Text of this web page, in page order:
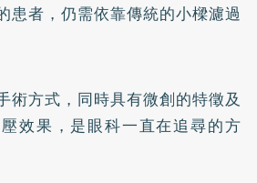
患者，仍需依靠傳統的小樑濾過
術方式，同時具有微創的特徵及
效果，是眼科一直在追尋的方